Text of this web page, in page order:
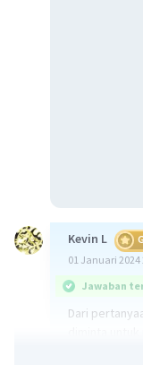
Kevin L
01 Januari 2024
Jawaban
Dari